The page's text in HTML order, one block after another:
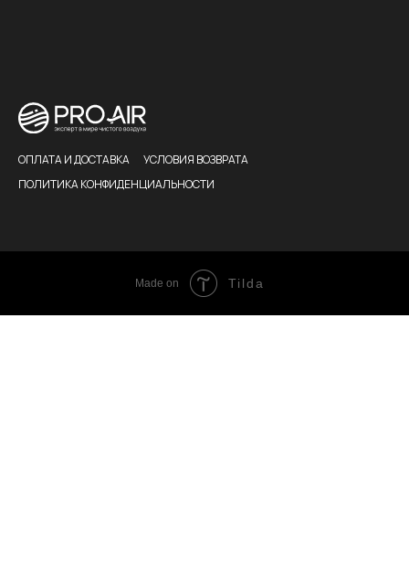
ОПЛАТА И ДОСТАВКА
УСЛОВИЯ ВОЗВРАТА
ПОЛИТИКА КОНФИДЕНЦИАЛЬНОСТИ
Made on Tilda